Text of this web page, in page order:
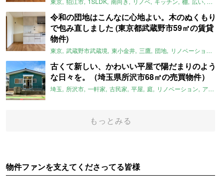
令和の団地はこんなに心地よい。木のぬくもり
で包み直しました (東京都武蔵野市59㎡の賃貸
物件)
東京 武蔵野市武蔵境 東小金井 三鷹 団地 リノベーション
古くて新しい、かわいい平屋で陽だまりのよう
な日々を。（埼玉県所沢市68㎡の売買物件）
埼玉 所沢市 一軒家 古民家 平屋 庭 リノベーション アメリカンハウス
もっとみる
物件ファンを支えてくださってる皆様